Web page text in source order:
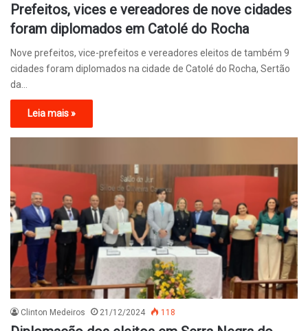
Prefeitos, vices e vereadores de nove cidades
foram diplomados em Catolé do Rocha
Nove prefeitos, vice-prefeitos e vereadores eleitos de também 9
cidades foram diplomados na cidade de Catolé do Rocha, Sertão
da…
Leia mais »
Clinton Medeiros 21/12/2024 118